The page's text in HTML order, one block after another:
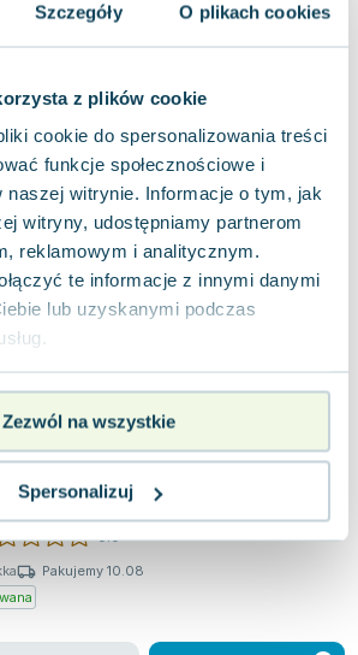
Szczegóły O plikach cookies
z plików cookie
cookie do spersonalizowania treści
funkcje społecznościowe i
naszej witrynie. Informacje o tym, jak
witryny, udostępniamy partnerom
reklamowym i analitycznym.
te informacje z innymi danymi
lub uzyskanymi podczas
Zezwól na wszystkie
Spersonalizuj
Kreatywna fotografia
się w magię fotografii dzięki umiejętnemu
światłem! Czy kiedykolwiek
się, co i jak można dostrzec...
0.0
Pakujemy 10.08
fotografia ślubna
Tracy Dorr
fotografa ślubnego stała się wyjątkowo
wymagając od Ciebie połączenia
artystycznych, technicznych umie...
0.0
Pakujemy 10.08